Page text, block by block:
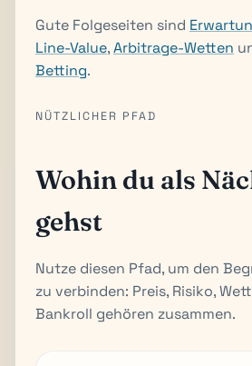
Gute Folgeseiten sind
Line-Value,Arbitrage-Wetten
Betting.
NÜTZLICHER PFAD
Wohin du als
gehst
Nutze diesen Pfad, um den
zu verbinden: Preis, Risiko,
Bankroll gehören zusammen.